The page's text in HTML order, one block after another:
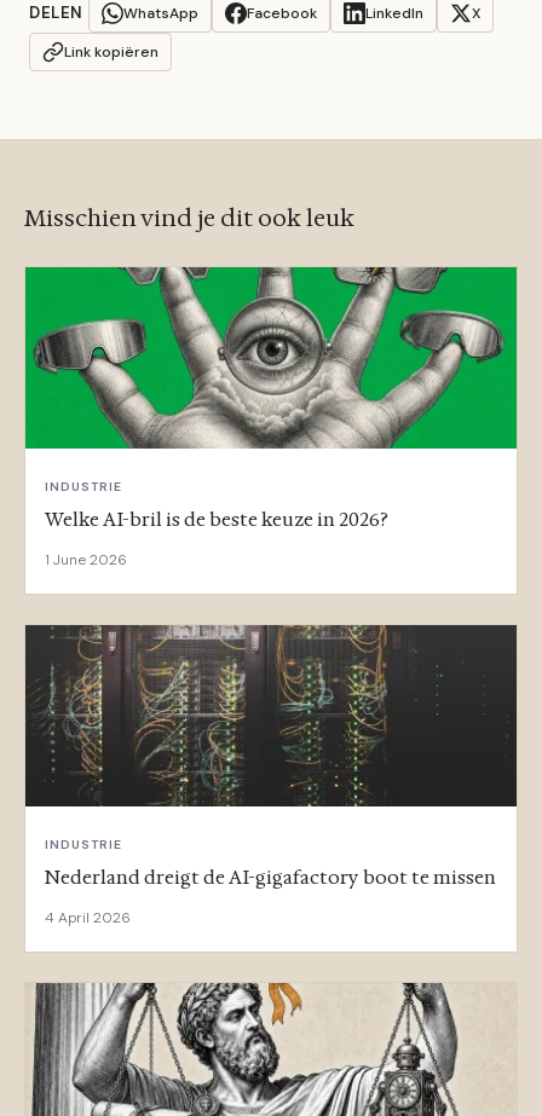
DELEN WhatsApp Facebook LinkedIn
X
Link kopiëren
Misschien vind je dit ook leuk
INDUSTRIE
Welke AI-bril is de beste keuze in 2026?
1 June 2026
INDUSTRIE
Nederland dreigt de AI-gigafactory boot te missen
4 April 2026